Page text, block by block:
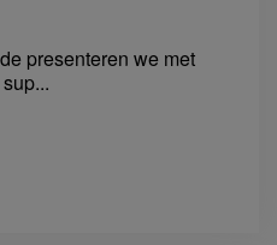
presenteren we met